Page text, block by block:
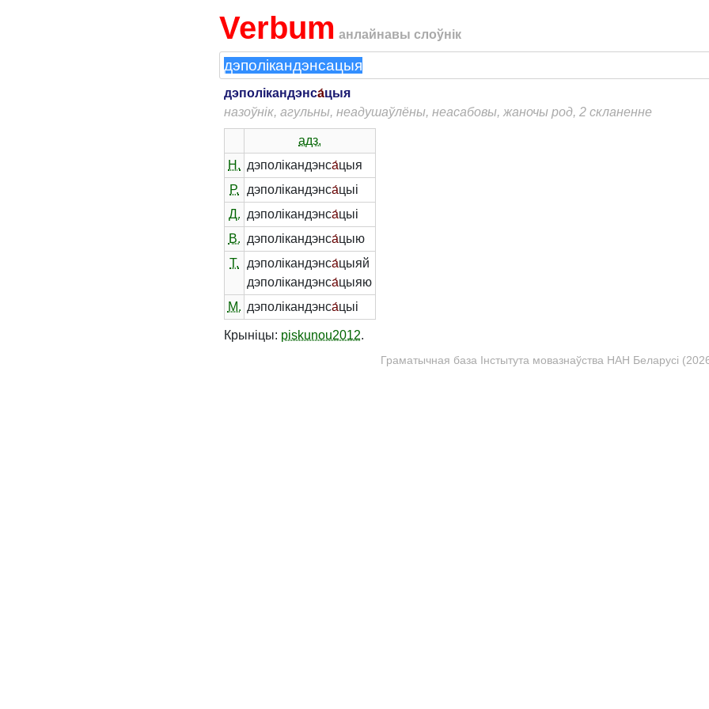
Verbum анлайнавы слоўнік
дэполікандэнса́цыя
назоўнік, агульны, неадушаўлёны, неасабовы, жаночы род, 2 скланенне
адз.
Н. дэполікандэнса́цыя
Р.
дэполікандэнса́цыі
Д. дэполікандэнса́цыі
В. дэполікандэнса́цыю
Т.
дэполікандэнса́цыяй
дэполікандэнса́цыяю
М. дэполікандэнса́цыі
Крыніцы: piskunou2012.
Граматычная база Інстытута мовазнаўства НАН Беларусі